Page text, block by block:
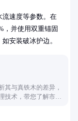
流速度等参数。在
，并使用双重锚固
安装破冰护边。
其与真铁木的差异，
技术，带您了解市场